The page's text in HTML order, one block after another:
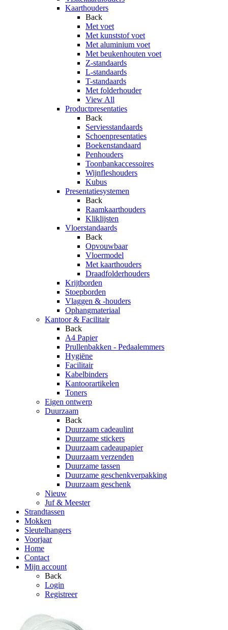
Kaarthouders
Back
Met voet
Met kunststof voet
Met aluminium voet
Met beukenhouten voet
Z-standaards
L-standaards
T-standaards
Met folderhouder
View All
Productpresentaties
Back
Serviesstandaards
Schoenpresentaties
Boekenstandaard
Penhouders
Toonbankaccessoires
Wijnfleshouders
Kubus
Presentatiesystemen
Back
Raamkaarthouders
Kliklijsten
Vloerstandaards
Back
Opvouwbaar
Vloermodel
Met kaarthouders
Draadfolderhouders
Krijtborden
Stoepborden
Vlaggen & -houders
Ophangmateriaal
Kantoor & Facilitair
Back
A4 Papier
Prullenbakken - Pedaalemmers
Hygiëne
Facilitair
Kabelbinders
Kantoorartikelen
Toners
Eigen ontwerp
Duurzaam
Back
Duurzaam cadeaulint
Duurzame stickers
Duurzaam cadeaupapier
Duurzaam verzenden
Duurzame tassen
Duurzame geschenkverpakking
Duurzaam geschenk
Nieuw
Juf & Meester
Strandtassen
Mokken
Sleutelhangers
Voorjaar
Home
Contact
Mijn account
Back
Login
Registreer